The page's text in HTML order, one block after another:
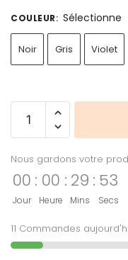
COULEUR: Sélectionne
Noir Gris Violet
Nous gardons votre
00
Jour
: 00
Heure
: 29
Mins
: 53
Secs
11 Commandes